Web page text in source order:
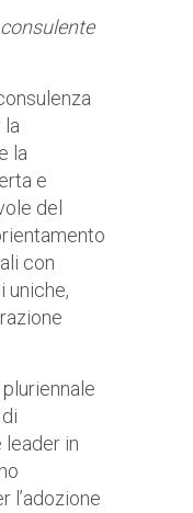
la
la
e
del
con
uniche,
leader in
l’adozione